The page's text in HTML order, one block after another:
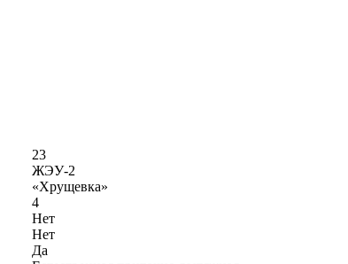
23
ЖЭУ-2
«Хрущевка»
4
Нет
Нет
Да